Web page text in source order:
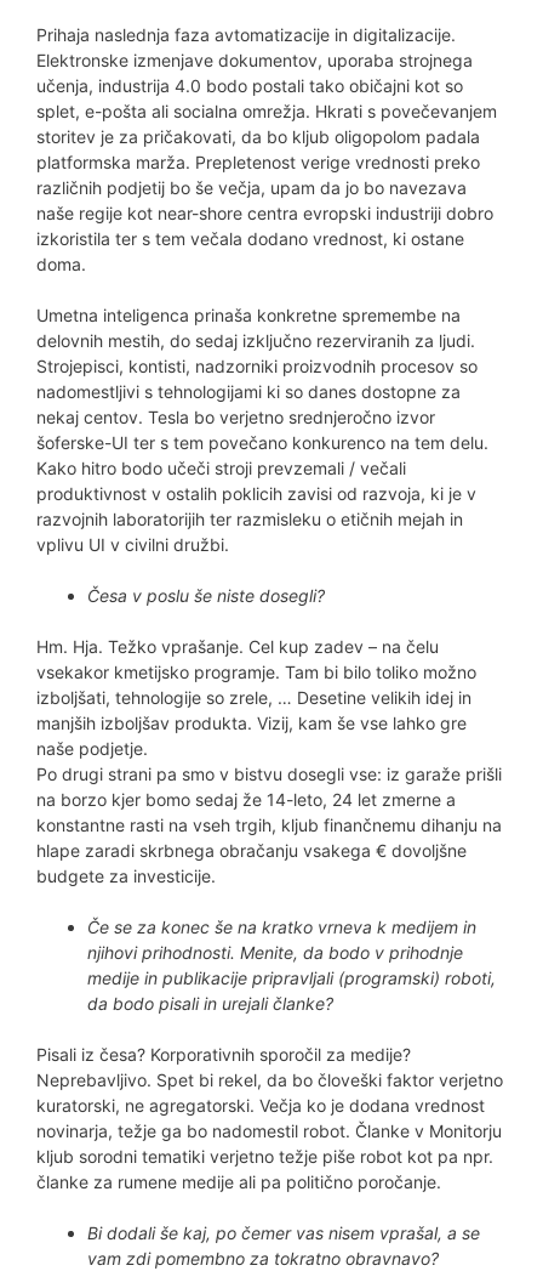
Prihaja naslednja faza avtomatizacije in digitalizacije.
Elektronske izmenjave dokumentov, uporaba strojnega
učenja, industrija 4.0 bodo postali tako običajni kot so
splet, e-pošta ali socialna omrežja. Hkrati s povečevanjem
storitev je za pričakovati, da bo kljub oligopolom padala
platformska marža. Prepletenost verige vrednosti preko
različnih podjetij bo še večja, upam da jo bo navezava
naše regije kot near-shore centra evropski industriji dobro
izkoristila ter s tem večala dodano vrednost, ki ostane
doma.
Umetna inteligenca prinaša konkretne spremembe na
delovnih mestih, do sedaj izključno rezerviranih za ljudi.
Strojepisci, kontisti, nadzorniki proizvodnih procesov so
nadomestljivi s tehnologijami ki so danes dostopne za
nekaj centov. Tesla bo verjetno srednjeročno izvor
šoferske-UI ter s tem povečano konkurenco na tem delu.
Kako hitro bodo učeči stroji prevzemali / večali
produktivnost v ostalih poklicih zavisi od razvoja, ki je v
razvojnih laboratorijih ter razmisleku o etičnih mejah in
vplivu UI v civilni družbi.
Česa v poslu še niste dosegli?
Hm. Hja. Težko vprašanje. Cel kup zadev – na čelu
vsekakor kmetijsko programje. Tam bi bilo toliko možno
izboljšati, tehnologije so zrele, … Desetine velikih idej in
manjših izboljšav produkta. Vizij, kam še vse lahko gre
naše podjetje.
Po drugi strani pa smo v bistvu dosegli vse: iz garaže prišli
na borzo kjer bomo sedaj že 14-leto, 24 let zmerne a
konstantne rasti na vseh trgih, kljub finančnemu dihanju na
hlape zaradi skrbnega obračanju vsakega € dovoljšne
budgete za investicije.
Če se za konec še na kratko vrneva k medijem in
njihovi prihodnosti. Menite, da bodo v prihodnje
medije in publikacije pripravljali (programski) roboti,
da bodo pisali in urejali članke?
Pisali iz česa? Korporativnih sporočil za medije?
Neprebavljivo. Spet bi rekel, da bo človeški faktor verjetno
kuratorski, ne agregatorski. Večja ko je dodana vrednost
novinarja, težje ga bo nadomestil robot. Članke v Monitorju
kljub sorodni tematiki verjetno težje piše robot kot pa npr.
članke za rumene medije ali pa politično poročanje.
Bi dodali še kaj, po čemer vas nisem vprašal, a se
vam zdi pomembno za tokratno obravnavo?